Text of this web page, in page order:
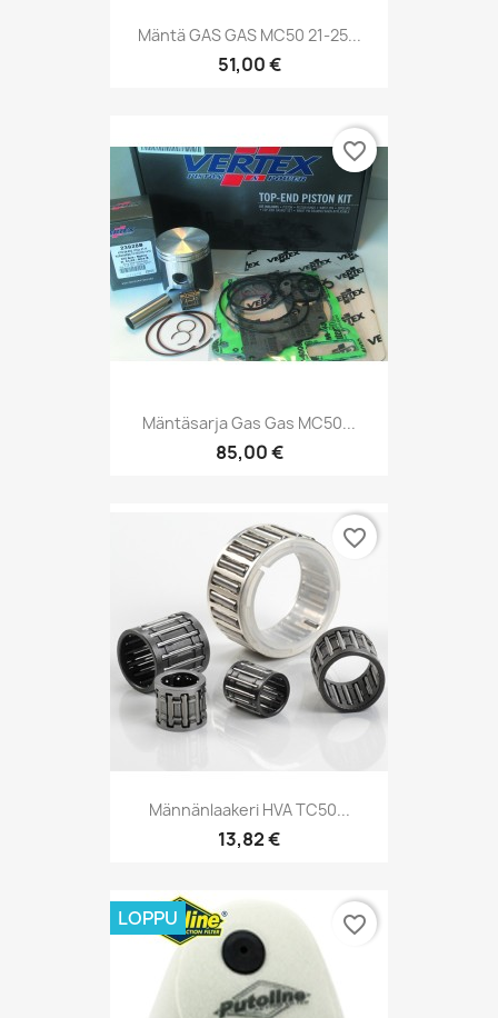
Mäntä GAS GAS MC50 21-25...
51,00 €
Mäntäsarja Gas Gas MC50...
85,00 €
favorite_border
Männänlaakeri HVA TC50...
13,82 €
favorite_border
LOPPU favorite_border